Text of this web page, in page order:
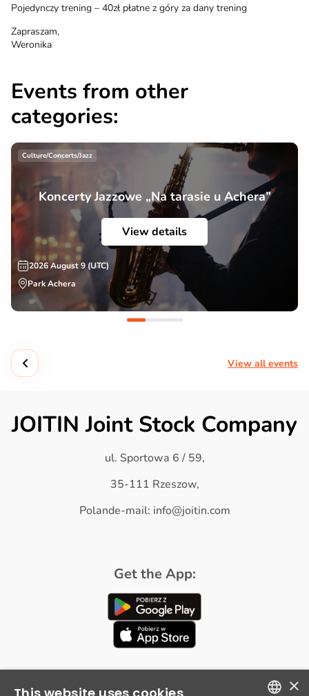
Pojedynczy trening – 40zł płatne z góry za dany trening
Zapraszam,
Weronika
Events from other
categories:
Culture/Concerts/Jazz
Koncerty Jazzowe „Na tarasie u Achera”
View details
2026 August 9 (UTC)
Park Achera
View all events
JOITIN Joint Stock Company
ul. Sportowa 6 / 59,
35-111 Rzeszow,
Polande-mail: info@joitin.com
Get the App:
×